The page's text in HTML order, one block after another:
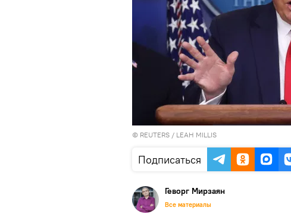
© REUTERS / LEAH MILLIS
Подписаться
Геворг Мирзаян
Все материалы